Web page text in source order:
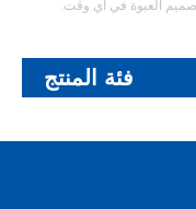
فئة المنتج